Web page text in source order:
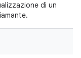
di un